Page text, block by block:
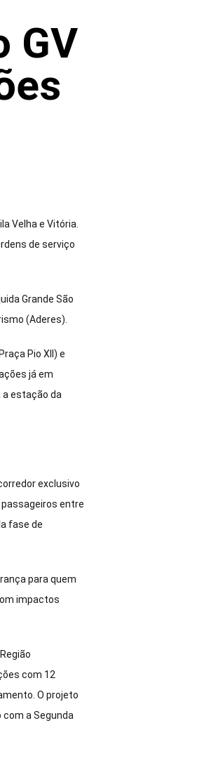
GV
Velha e Vitória.
de serviço
Grande São
(Aderes).
Pio XII) e
já em
a estação da
exclusivo
passageiros entre
fase de
para quem
impactos
com 12
O projeto
a Segunda